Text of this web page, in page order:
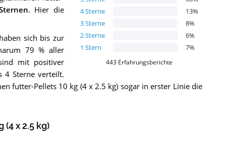
4Sterne 13%
3Sterne 8%
2Sterne 6%
1 Stern 7%
443 Erfahrungsberichte
. Hier die
sich bis zur
79 % aller
mit positiver
4 Sterne verteilt.
futter-Pellets 10 kg (4 x 2.5 kg) sogar in erster Linie die
x 2.5 kg)